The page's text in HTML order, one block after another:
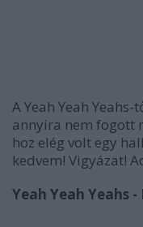
A Yeah Yeah
annyira nem fogott
hoz elég volt egy
kedvem! Vigyázat!
Yeah Yeah Yeahs